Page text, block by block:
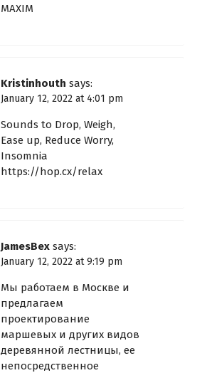
MAXIM
Kristinhouth says:
January 12, 2022 at 4:01 pm
Sounds to Drop, Weigh,
Ease up, Reduce Worry,
Insomnia
https://hop.cx/relax
JamesBex says:
January 12, 2022 at 9:19 pm
Мы работаем в Москве и
предлагаем
проектирование
маршевых и других видов
деревянной лестницы, ее
непосредственное